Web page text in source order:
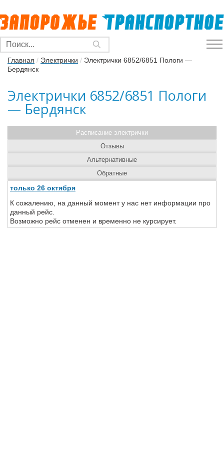
Главная / Электрички / Электрички 6852/6851 Пологи —
Бердянск
Электрички 6852/6851 Пологи
— Бердянск
Расписание электрички
только 26 октября
К сожалению, на данный момент у нас нет информации про
данный рейс.
Возможно рейс отменен и временно не курсирует.
Отзывы
Альтернативные
Обратные